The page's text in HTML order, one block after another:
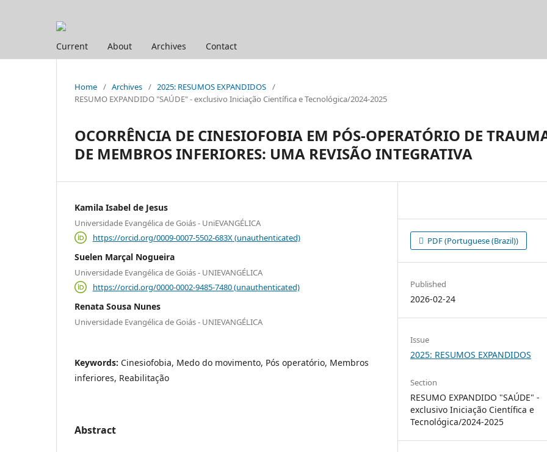
Current About Archives Contact
Home / Archives / 2025: RESUMOS EXPANDIDOS /
RESUMO EXPANDIDO "SAÚDE" - exclusivo Iniciação Científica e Tecnológica/2024-2025
OCORRÊNCIA DE CINESIOFOBIA EM PÓS-OPERATÓRIO DE
DE MEMBROS INFERIORES: UMA REVISÃO INTEGRATIVA
Kamila Isabel de Jesus
Universidade Evangélica de Goiás - UniEVANGÉLICA
https://orcid.org/0009-0007-5502-683X (unauthenticated)
Suelen Marçal Nogueira
Universidade Evangélica de Goiás - UNIEVANGÉLICA
https://orcid.org/0000-0002-9485-7480 (unauthenticated)
Renata Sousa Nunes
Universidade Evangélica de Goiás - UNIEVANGÉLICA
Keywords: Cinesiofobia, Medo do movimento, Pós operatório, Membros
inferiores, Reabilitação
Abstract
PDF (Portuguese (Brazil))
Published
2026-02-24
Issue
2025: RESUMOS EXPANDIDOS
Section
RESUMO EXPANDIDO "SAÚDE" -
exclusivo Iniciação Científica e
Tecnológica/2024-2025